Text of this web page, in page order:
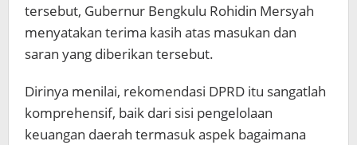
tersebut, Gubernur Bengkulu Rohidin Mersyah
menyatakan terima kasih atas masukan dan
saran yang diberikan tersebut.
Dirinya menilai, rekomendasi DPRD itu sangatlah
komprehensif, baik dari sisi pengelolaan
keuangan daerah termasuk aspek bagaimana